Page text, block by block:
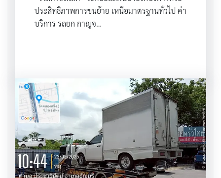
ประสิทธิภาพการขนย้าย เหนือมาตรฐานทั่วไป ค่า
บริการ รถยก กาญจ…